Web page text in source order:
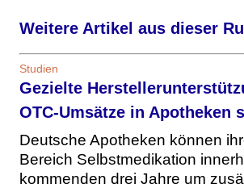
Weitere Artikel aus dieser
Studien
Gezielte
OTC-Umsätze in Apotheken
Deutsche Apotheken können
Bereich Selbstmedikation
kommenden drei Jahre um